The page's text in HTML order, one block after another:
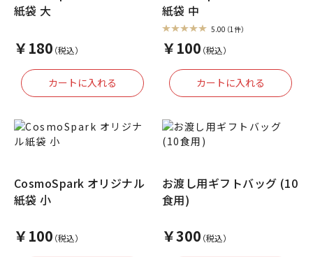
紙袋 大
￥180（税込）
紙袋 中
5.00（1件）
￥100（税込）
CosmoSpark オリジナル
紙袋 小
￥100（税込）
お渡し用ギフトバッグ (10
食用)
￥300（税込）